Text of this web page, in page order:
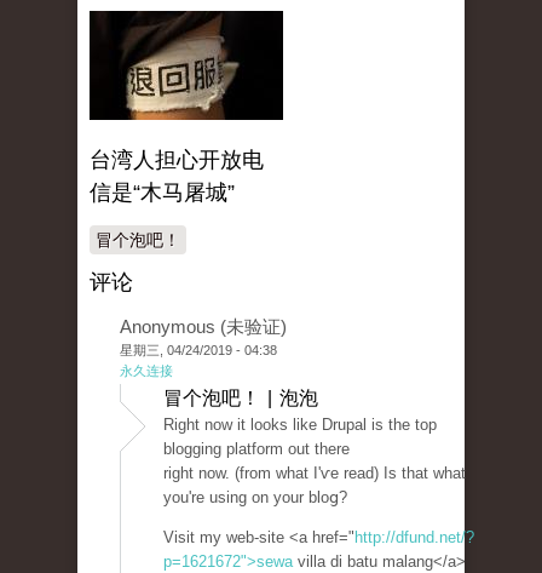
台湾人担心开放电
信是“木马屠城”
冒个泡吧！
评论
Anonymous (未验证)
星期三, 04/24/2019 - 04:38
永久连接
冒个泡吧！ | 泡泡
Rіght now it looks like Drupal is the top
blogging platform out there
right now. (from what I'ѵe read) Is that what
you're using on your bloց?
Visit my web-site <a href=" http://dfund.net/?
p=1621672">sewavilla di batu malang</a>